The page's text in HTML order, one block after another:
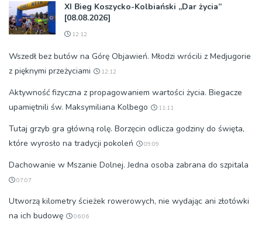
XI Bieg Koszycko-Kolbiański „Dar życia”
[08.08.2026]
12:12
Wszedł bez butów na Górę Objawień. Młodzi wrócili z Medjugorie
z pięknymi przeżyciami
12:12
Aktywność fizyczna z propagowaniem wartości życia. Biegacze
upamiętnili św. Maksymiliana Kolbego
11:11
Tutaj grzyb gra główną rolę. Borzęcin odlicza godziny do święta,
które wyrosło na tradycji pokoleń
09:09
Dachowanie w Mszanie Dolnej. Jedna osoba zabrana do szpitala
07:07
Utworzą kilometry ścieżek rowerowych, nie wydając ani złotówki
na ich budowę
06:06